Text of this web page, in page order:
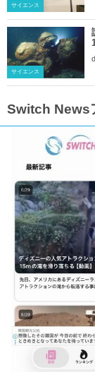
サイエンス
サイエンス
Switch News